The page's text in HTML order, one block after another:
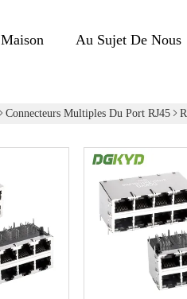
Maison Au Sujet De Nous
Connecteurs Multiples Du Port RJ45